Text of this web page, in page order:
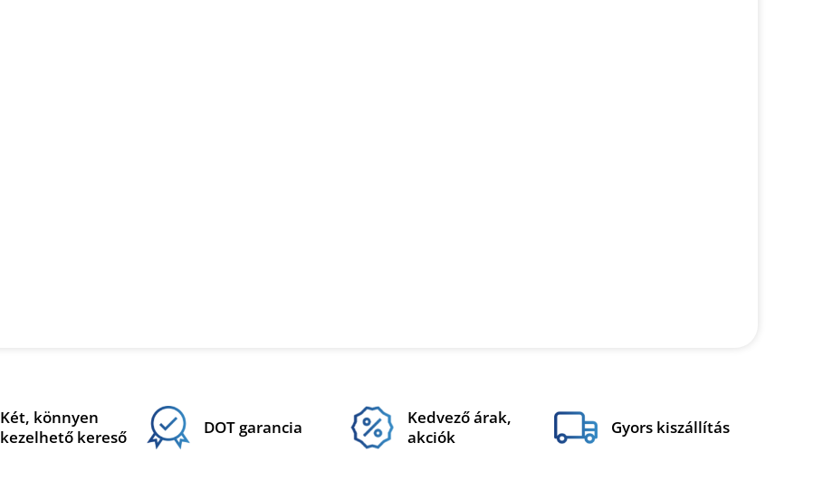
Két, könnyen
kezelhető kereső
DOT garancia
Kedvező árak,
akciók
Gyors kiszállítás